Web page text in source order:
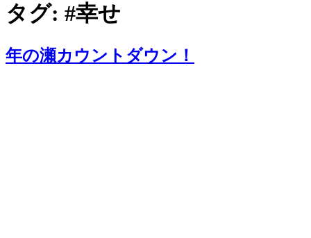
タグ: #幸せ
年の瀬カウントダウン！